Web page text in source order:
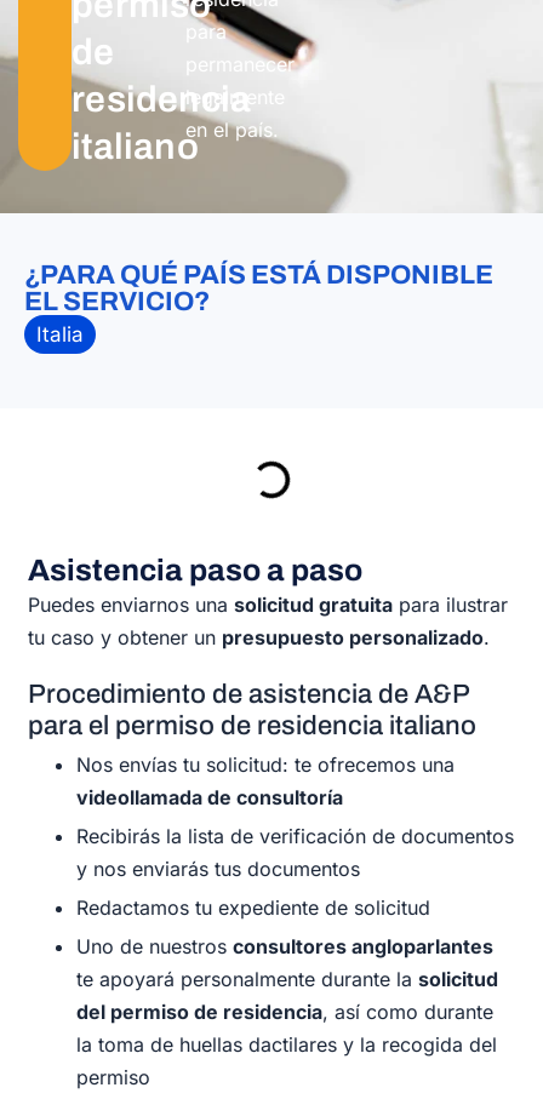
de
residencia
italiano
para
permanecer
legalmente
en el país.
¿PARA QUÉ PAÍS ESTÁ DISPONIBLE
EL SERVICIO?
Italia
Asistencia paso a paso
Puedes enviarnos unasolicitud gratuita para ilustrar
tu caso y obtener un presupuesto personalizado.
Procedimiento de asistencia de A&P
para el permiso de residencia italiano
Nos envías tu solicitud: te ofrecemos una
videollamada de consultoría
Recibirás la lista de verificación de documentos
y nos enviarás tus documentos
Redactamos tu expediente de solicitud
Uno de nuestrosconsultores angloparlantes
te apoyará personalmente durante lasolicitud
del permiso de residencia, así como durante
la toma de huellas dactilares y la recogida del
permiso